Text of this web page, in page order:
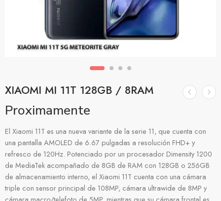
XIAOMI MI 11T 128GB / 8RAM
Proximamente
El Xiaomi 11T es una nueva variante de la serie 11, que cuenta con
una pantalla AMOLED de 6.67 pulgadas a resolución FHD+ y
refresco de 120Hz. Potenciado por un procesador Dimensity 1200
de MediaTek acompañado de 8GB de RAM con 128GB o 256GB
de almacenamiento interno, el Xiaomi 11T cuenta con una cámara
triple con sensor principal de 108MP, cámara ultrawide de 8MP y